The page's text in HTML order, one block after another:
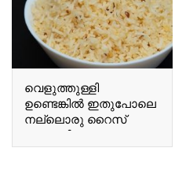
വെളുത്തുള്ളി
ഉണ്ടെങ്കിൽ ഇതുപോലെ
നല്ലൊരു റൈസ്
ഉണ്ടാക്കിയെടുക്കാം If
you have garlic, you can